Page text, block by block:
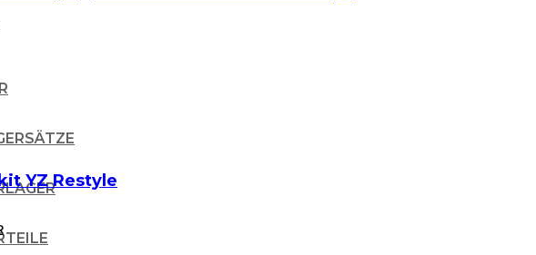
YZ Restyle